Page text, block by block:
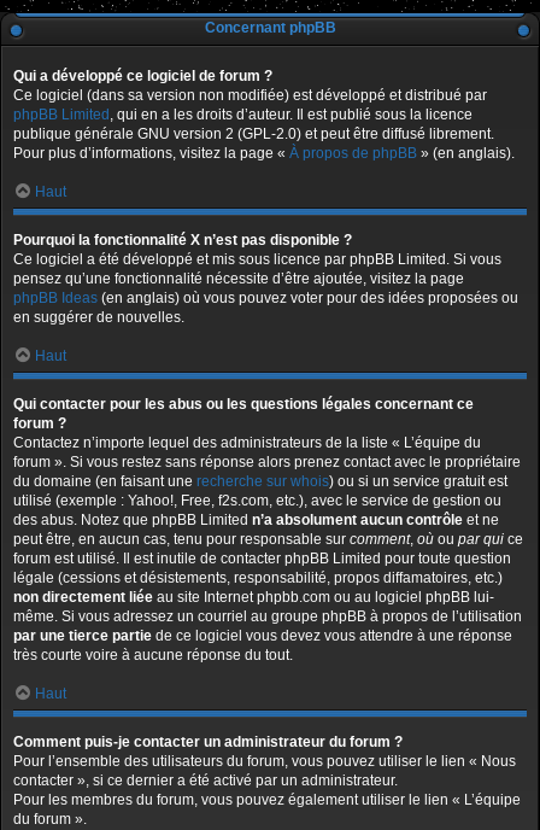
Concernant phpBB
Qui a développé ce logiciel de forum ?
Ce logiciel (dans sa version non modifiée) est développé et distribué par
phpBB Limited , qui en a les droits d’auteur. Il est publié sous la licence
publique générale GNU version 2 (GPL-2.0) et peut être diffusé librement.
Pour plus d’informations, visitez la page « À propos de phpBB » (en anglais).
Haut
Pourquoi la fonctionnalité X n’est pas disponible ?
Ce logiciel a été développé et mis sous licence par phpBB Limited. Si vous
pensez qu’une fonctionnalité nécessite d’être ajoutée, visitez la page
phpBB Ideas (en anglais) où vous pouvez voter pour des idées proposées ou
en suggérer de nouvelles.
Haut
Qui contacter pour les abus ou les questions légales concernant ce
forum ?
Contactez n’importe lequel des administrateurs de la liste « L’équipe du
forum ». Si vous restez sans réponse alors prenez contact avec le propriétaire
du domaine (en faisant une recherche sur whois) ou si un service gratuit est
utilisé (exemple : Yahoo!, Free, f2s.com, etc.), avec le service de gestion ou
des abus. Notez que phpBB Limited n’a absolument aucun contrôle et ne
peut être, en aucun cas, tenu pour responsable sur comment, où ou par qui ce
forum est utilisé. Il est inutile de contacter phpBB Limited pour toute question
légale (cessions et désistements, responsabilité, propos diffamatoires, etc.)
non directement liée au site Internet phpbb.com ou au logiciel phpBB lui-
même. Si vous adressez un courriel au groupe phpBB à propos de l’utilisation
par une tierce partie de ce logiciel vous devez vous attendre à une réponse
très courte voire à aucune réponse du tout.
Haut
Comment puis-je contacter un administrateur du forum ?
Pour l’ensemble des utilisateurs du forum, vous pouvez utiliser le lien « Nous
contacter », si ce dernier a été activé par un administrateur.
Pour les membres du forum, vous pouvez également utiliser le lien « L’équipe
du forum ».